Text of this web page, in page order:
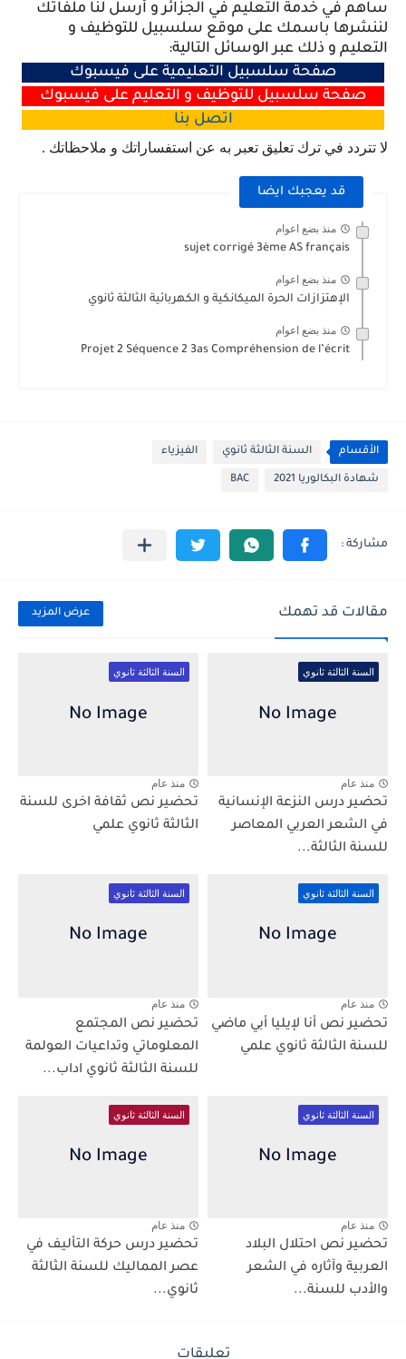
ساهم في خدمة التعليم في الجزائر و أرسل لنا ملفاتك
لننشرها باسمك على موقع سلسبيل للتوظيف و
التعليم و ذلك عبر الوسائل التالية:
صفحة سلسبيل التعليمية على فيسبوك
صفحة سلسبيل للتوظيف و التعليم على فيسبوك
اتصل بنا
لا تتردد في ترك تعليق تعبر به عن استفساراتك و ملاحظاتك .
قد يعجبك ايضا
منذ بضع اعوام
sujet corrigé 3ème AS français
منذ بضع اعوام
الإهتزازات الحرة الميكانكية و الكهربائية الثالثة ثانوي
منذ بضع اعوام
Projet 2 Séquence 2 3as Compréhension de l’écrit
الأقسام السنة الثالثة ثانوي الفيزياء
شهادة البكالوريا 2021 BAC
مقالات قد تهمك عرض المزيد
السنة الثالثة ثانوي
منذ عام
تحضير درس النزعة الإنسانية
في الشعر العربي المعاصر
للسنة الثالثة...
السنة الثالثة ثانوي
منذ عام
تحضير نص ثقافة اخرى للسنة
الثالثة ثانوي علمي
السنة الثالثة ثانوي
منذ عام
تحضير نص أنا لإيليا أبي ماضي
للسنة الثالثة ثانوي علمي
السنة الثالثة ثانوي
منذ عام
تحضير نص المجتمع
المعلوماتي وتداعيات العولمة
للسنة الثالثة ثانوي اداب...
السنة الثالثة ثانوي
منذ عام
تحضير نص احتلال البلاد
العربية وآثاره في الشعر
والأدب للسنة...
السنة الثالثة ثانوي
منذ عام
تحضير درس حركة التأليف في
عصر المماليك للسنة الثالثة
ثانوي...
تعليقات